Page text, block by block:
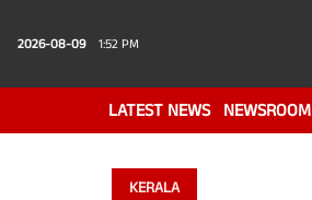
2026-08-09 1:52 PM
LATEST NEWS NEWSROOM
KERALA